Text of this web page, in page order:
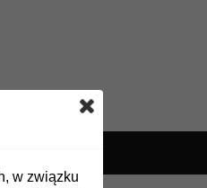
w związku